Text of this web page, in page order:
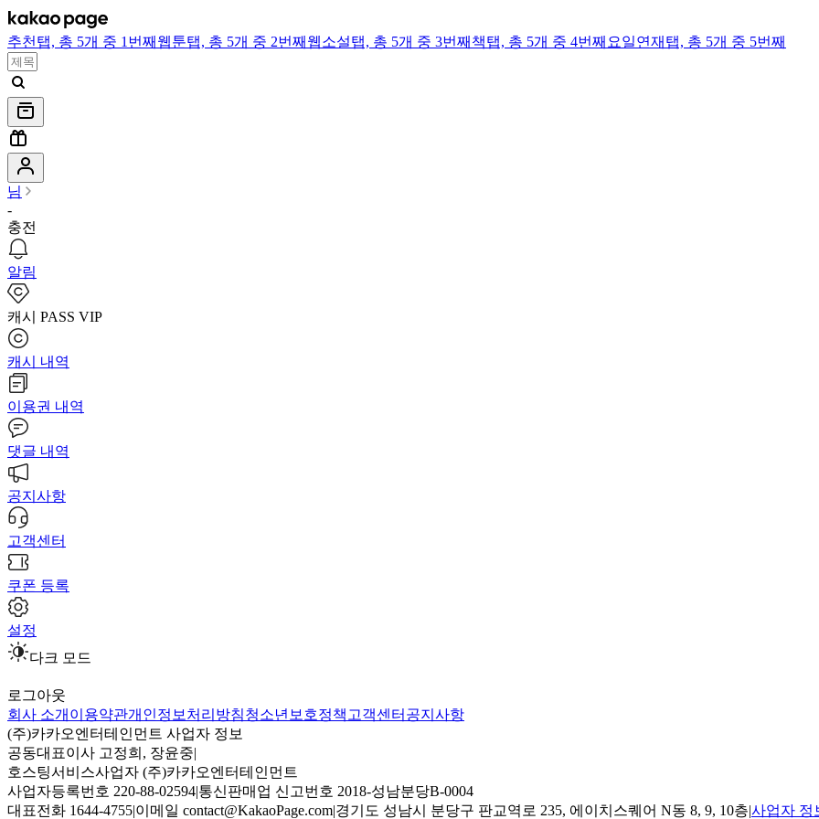
추천 탭, 총 5개 중 1번째 웹툰탭, 총 5개 중 2번째 웹소설탭, 총 5개 중 3번째 책탭, 총 5개 중 4번째 요일연재 탭, 총 5개 중 5번째
님
-
충전
알림
캐시 PASS VIP
캐시 내역
이용권 내역
댓글 내역
공지사항
고객센터
쿠폰 등록
설정
다크 모드
로그아웃
회사 소개 이용약관개인정보처리방침청소년보호정책 고객센터 공지사항
(주)카카오엔터테인먼트 사업자 정보
공동대표이사 고정희, 장윤중|
호스팅서비스사업자 (주)카카오엔터테인먼트
사업자등록번호 220-88-02594|통신판매업 신고번호 2018-성남분당B-0004
대표전화 1644-4755|이메일 contact@KakaoPage.com|경기도 성남시 분당구 판교역로 235, 에이치스퀘어 N동 8, 9, 10층|사업자 정